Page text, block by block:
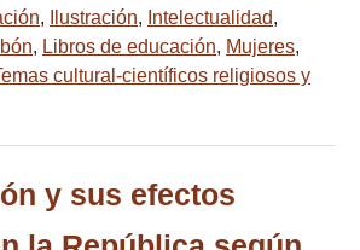
, Ilustración, Intelectualidad,
, Libros de educación, Mujeres,
cultural-científicos religiosos y
y sus efectos